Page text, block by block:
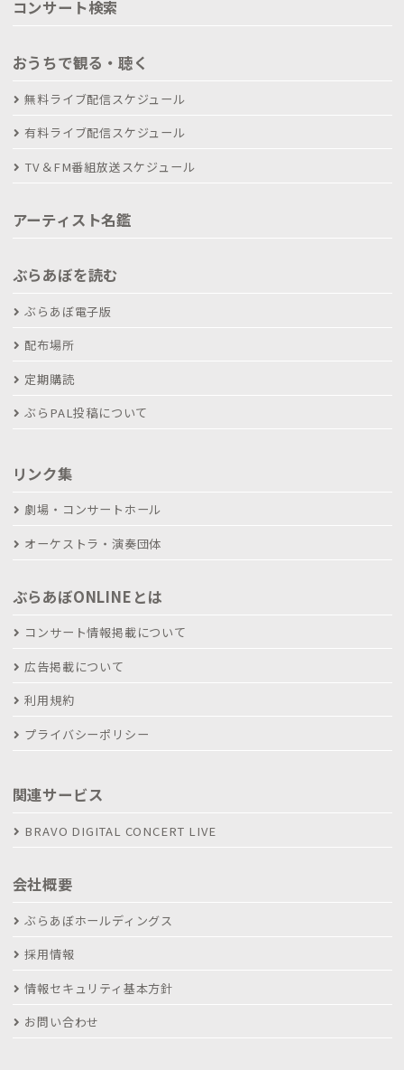
コンサート検索
おうちで観る・聴く
無料ライブ配信スケジュール
有料ライブ配信スケジュール
TV＆FM番組放送スケジュール
アーティスト名鑑
ぶらあぼを読む
ぶらあぼ電子版
配布場所
定期購読
ぶらPAL投稿について
リンク集
劇場・コンサートホール
オーケストラ・演奏団体
ぶらあぼONLINEとは
コンサート情報掲載について
広告掲載について
利用規約
プライバシーポリシー
関連サービス
BRAVO DIGITAL CONCERT LIVE
会社概要
ぶらあぼホールディングス
採用情報
情報セキュリティ基本方針
お問い合わせ